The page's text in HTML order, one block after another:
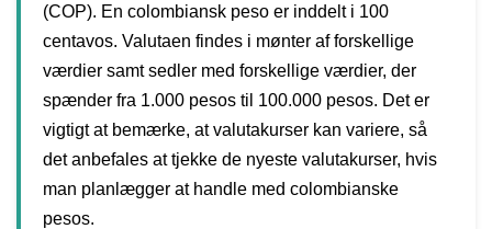
(COP). En colombiansk peso er inddelt i 100
centavos. Valutaen findes i mønter af forskellige
værdier samt sedler med forskellige værdier, der
spænder fra 1.000 pesos til 100.000 pesos. Det er
vigtigt at bemærke, at valutakurser kan variere, så
det anbefales at tjekke de nyeste valutakurser, hvis
man planlægger at handle med colombianske
pesos.